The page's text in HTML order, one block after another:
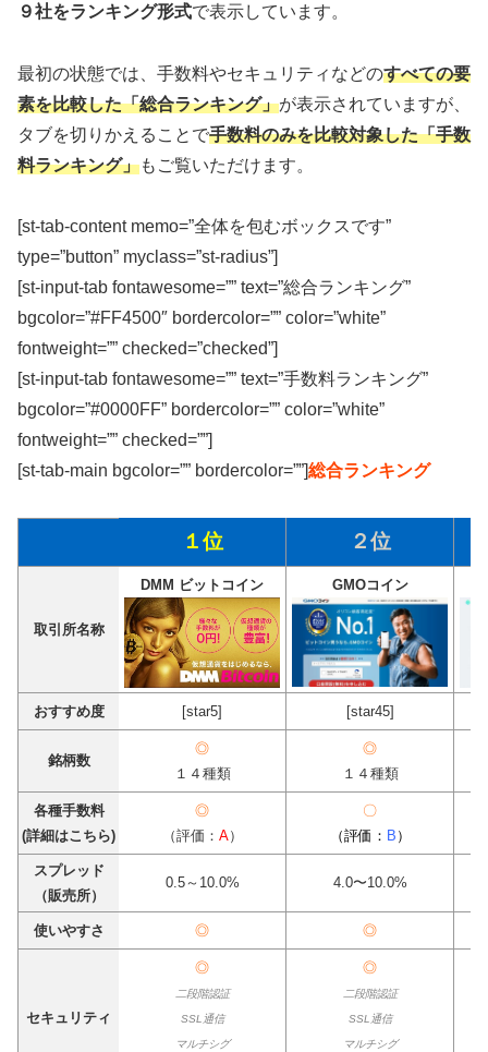
９社をランキング形式で表示しています。
最初の状態では、手数料やセキュリティなどのすべての要
素を比較した「総合ランキング」が表示されていますが、
タブを切りかえることで手数料のみを比較対象した「手数
料ランキング」もご覧いただけます。
[st-tab-content memo=”全体を包むボックスです”
type=”button” myclass=”st-radius”]
[st-input-tab fontawesome=”” text=”総合ランキング”
bgcolor=”#FF4500″ bordercolor=”” color=”white”
fontweight=”” checked=”checked”]
[st-input-tab fontawesome=”” text=”手数料ランキング”
bgcolor=”#0000FF” bordercolor=”” color=”white”
fontweight=”” checked=””]
[st-tab-main bgcolor=”” bordercolor=””] 総合ランキング
１位 ２位
取引所名称
DMM ビットコイン GMOコイン
おすすめ度 [star5] [star45]
銘柄数
◎
１４種類
◎
１４種類
各種手数料
(詳細はこちら)
◎
（評価： A）
〇
（評価： B ）
スプレッド
（販売所）
0.5～10.0% 4.0〜10.0%
使いやすさ ◎ ◎
セキュリティ
◎
二段階認証
SSL通信
マルチシグ
◎
二段階認証
SSL通信
マルチシグ